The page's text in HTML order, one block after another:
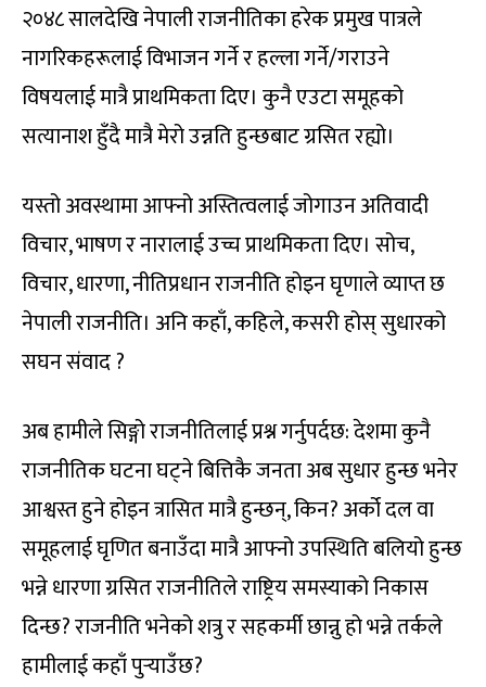
२०४८ सालदेखि नेपाली राजनीतिका हरेक प्रमुख पात्रले
नागरिकहरूलाई विभाजन गर्ने र हल्ला गर्ने/गराउने
विषयलाई मात्रै प्राथमिकता दिए। कुनै एउटा समूहको
सत्यानाश हुँदै मात्रै मेरो उन्नति हुन्छबाट ग्रसित रह्यो।
यस्तो अवस्थामा आफ्नो अस्तित्वलाई जोगाउन अतिवादी
विचार, भाषण र नारालाई उच्च प्राथमिकता दिए। सोच,
विचार, धारणा, नीतिप्रधान राजनीति होइन घृणाले व्याप्त छ
नेपाली राजनीति। अनि कहाँ, कहिले, कसरी होस् सुधारको
सघन संवाद ?
अब हामीले सिङ्गो राजनीतिलाई प्रश्न गर्नुपर्दछ: देशमा कुनै
राजनीतिक घटना घट्ने बित्तिकै जनता अब सुधार हुन्छ भनेर
आश्वस्त हुने होइन त्रासित मात्रै हुन्छन्, किन? अर्को दल वा
समूहलाई घृणित बनाउँदा मात्रै आफ्नो उपस्थिति बलियो हुन्छ
भन्ने धारणा ग्रसित राजनीतिले राष्ट्रिय समस्याको निकास
दिन्छ? राजनीति भनेको शत्रु र सहकर्मी छान्नु हो भन्ने तर्कले
हामीलाई कहाँ पुर्‍याउँछ?